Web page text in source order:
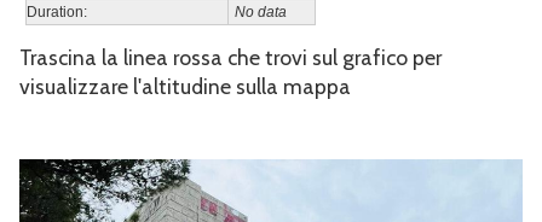
Duration:
No data
Trascina la linea rossa che trovi sul grafico per
visualizzare l'altitudine sulla mappa